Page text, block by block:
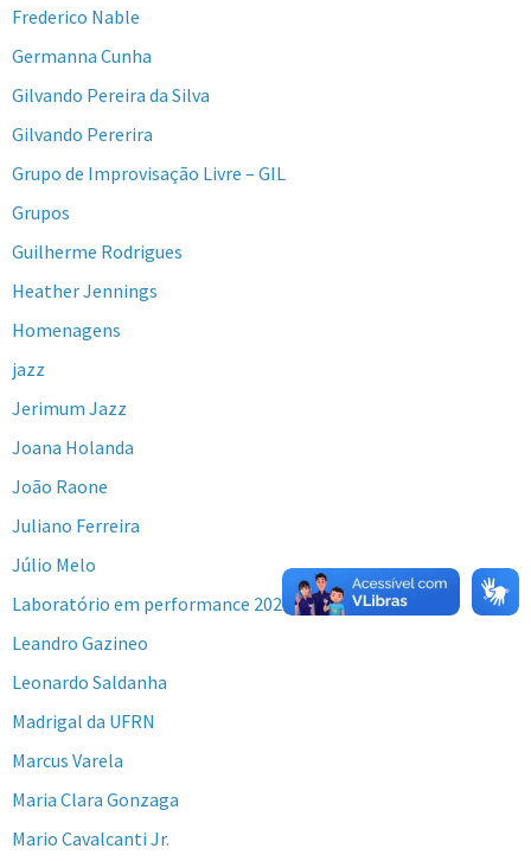
Frederico Nable
Germanna Cunha
Gilvando Pereira da Silva
Gilvando Pererira
Grupo de Improvisação Livre – GIL
Grupos
Guilherme Rodrigues
Heather Jennings
Homenagens
jazz
Jerimum Jazz
Joana Holanda
João Raone
Juliano Ferreira
Júlio Melo
Laboratório em performance 2020
Leandro Gazineo
Leonardo Saldanha
Madrigal da UFRN
Marcus Varela
Maria Clara Gonzaga
Mario Cavalcanti Jr.